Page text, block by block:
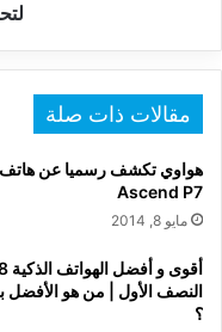
مقالات ذات صلة
هواوي تكشف رسميا عن هاتف
Ascend P7
مايو 8, 2014
النصف الأول | من هو الأفضل
؟